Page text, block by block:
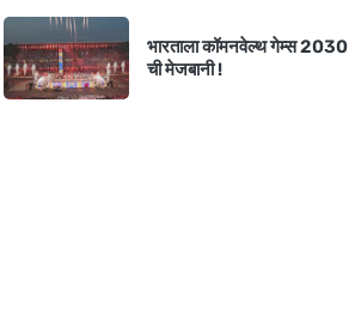
भारताला कॉमनवेल्थ गेम्स 2030
ची मेजबानी !